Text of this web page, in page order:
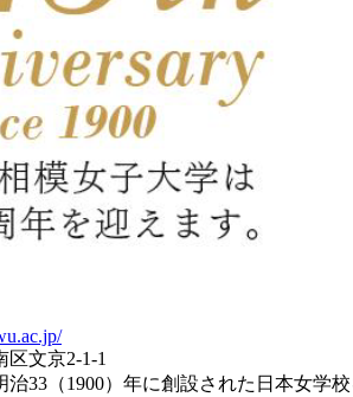
文京2-1-1
33（1900）年に創設された日本女学